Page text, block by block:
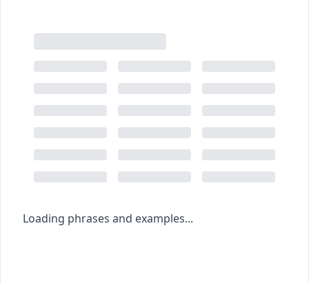
Loading phrases and examples...